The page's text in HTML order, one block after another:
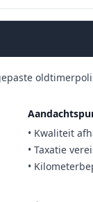
• Kwaliteit
• Taxatie
•